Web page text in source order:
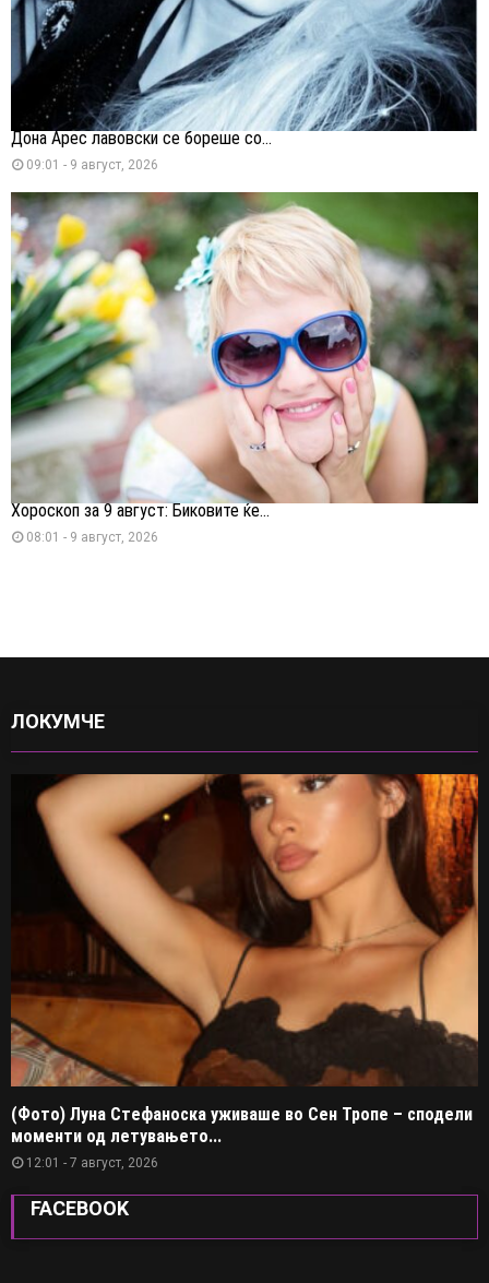
Дона Арес лавовски се бореше со...
09:01 - 9 август, 2026
Хороскоп за 9 август: Биковите ќе...
08:01 - 9 август, 2026
ЛОКУМЧЕ
(Фото) Луна Стефаноска уживаше во Сен Тропе – сподели
моменти од летувањето...
12:01 - 7 август, 2026
FACEBOOK